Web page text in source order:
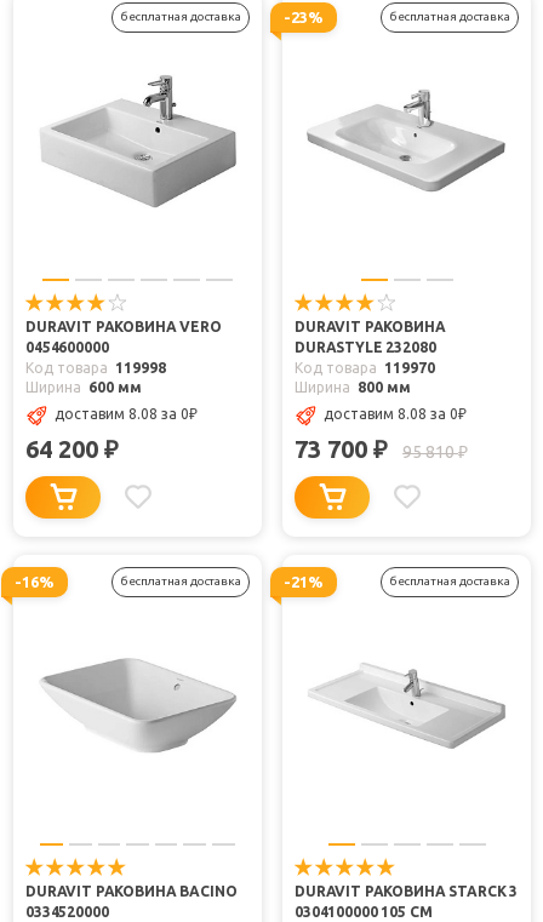
бесплатная доставка
DURAVIT РАКОВИНА VERO
0454600000
Код товара
119998
Ширина
600 мм
доставим 8.08 за 0₽
64 200 ₽
-23% бесплатная доставка
DURAVIT РАКОВИНА
DURASTYLE 232080
Код товара
119970
Ширина
800 мм
доставим 8.08 за 0₽
73 700 ₽ 95 810₽
-16% бесплатная доставка
DURAVIT РАКОВИНА BACINO
0334520000
-21% бесплатная доставка
DURAVIT РАКОВИНА STARCK 3
0304100000 105 СМ